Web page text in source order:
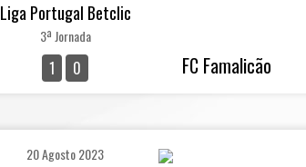
Liga Portugal Betclic
3ª Jornada
1 0 FC Famalicão
20 Agosto 2023